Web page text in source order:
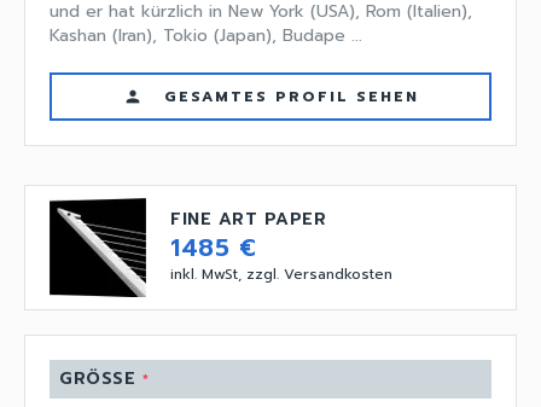
und er hat kürzlich in New York (USA), Rom (Italien),
Kashan (Iran), Tokio (Japan), Budape ...
person GESAMTES PROFIL SEHEN
FINE ART PAPER
1485 €
inkl. MwSt, zzgl. Versandkosten
GRÖSSE *